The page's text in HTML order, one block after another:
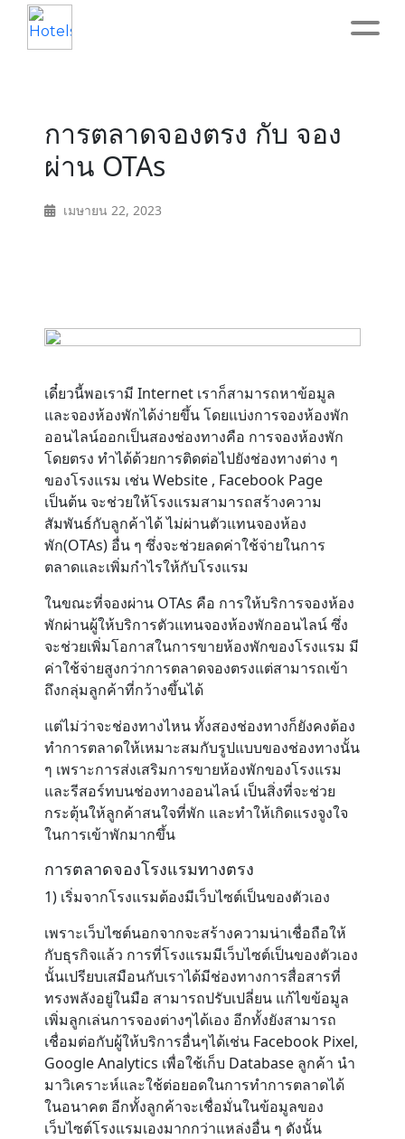
About
Accounting
Blog
Contact
การตลาดจองตรง กับ จอง
ผ่าน OTAs
เมษายน 22, 2023
เดี๋ยวนี้พอเรามี Internet เราก็สามารถหาข้อมูล
และจองห้องพักได้ง่ายขึ้น โดยแบ่งการจองห้องพัก
ออนไลน์ออกเป็นสองช่องทางคือ การจองห้องพัก
โดยตรง ทำได้ด้วยการติดต่อไปยังช่องทางต่าง ๆ
ของโรงแรม เช่น Website , Facebook Page
เป็นต้น จะช่วยให้โรงแรมสามารถสร้างความ
สัมพันธ์กับลูกค้าได้ ไม่ผ่านตัวแทนจองห้อง
พัก(OTAs) อื่น ๆ ซึ่งจะช่วยลดค่าใช้จ่ายในการ
ตลาดและเพิ่มกำไรให้กับโรงแรม
ในขณะที่จองผ่าน OTAs คือ การให้บริการจองห้อง
พักผ่านผู้ให้บริการตัวแทนจองห้องพักออนไลน์ ซึ่ง
จะช่วยเพิ่มโอกาสในการขายห้องพักของโรงแรม มี
ค่าใช้จ่ายสูงกว่าการตลาดจองตรงแต่สามารถเข้า
ถึงกลุ่มลูกค้าที่กว้างขึ้นได้
แต่ไม่ว่าจะช่องทางไหน ทั้งสองช่องทางก็ยังคงต้อง
ทำการตลาดให้เหมาะสมกับรูปแบบของช่องทางนั้น
ๆ เพราะการส่งเสริมการขายห้องพักของโรงแรม
และรีสอร์ทบนช่องทางออนไลน์ เป็นสิ่งที่จะช่วย
กระตุ้นให้ลูกค้าสนใจที่พัก และทำให้เกิดแรงจูงใจ
ในการเข้าพักมากขึ้น
การตลาดจองโรงแรมทางตรง
1) เริ่มจากโรงแรมต้องมีเว็บไซต์เป็นของตัวเอง
เพราะเว็บไซต์นอกจากจะสร้างความน่าเชื่อถือให้
กับธุรกิจแล้ว การที่โรงแรมมีเว็บไซต์เป็นของตัวเอง
นั้นเปรียบเสมือนกับเราได้มีช่องทางการสื่อสารที่
ทรงพลังอยู่ในมือ สามารถปรับเปลี่ยน แก้ไขข้อมูล
เพิ่มลูกเล่นการจองต่างๆได้เอง อีกทั้งยังสามารถ
เชื่อมต่อกับผู้ให้บริการอื่นๆได้เช่น Facebook Pixel,
Google Analytics เพื่อใช้เก็บ Database ลูกค้า นำ
มาวิเคราะห์และใช้ต่อยอดในการทำการตลาดได้
ในอนาคต อีกทั้งลูกค้าจะเชื่อมั่นในข้อมูลของ
เว็บไซต์โรงแรมเองมากกว่าแหล่งอื่น ๆ ดังนั้น